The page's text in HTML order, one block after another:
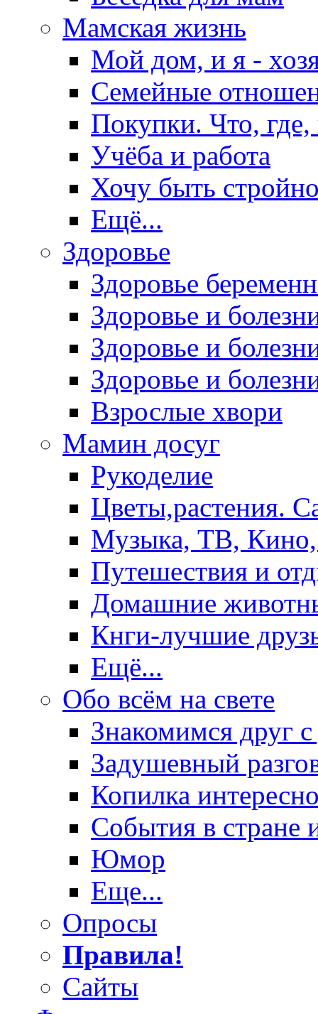
Мамская жизнь
Мой дом, и я -
Семейные
Покупки. Что, где,
Учёба и работа
Хочу быть
Ещё...
Здоровье
Здоровье
Здоровье и
Здоровье и
Здоровье и
Взрослые хвори
Мамин досуг
Рукоделие
Цветы,растения.
Музыка, ТВ,
Путешествия и
Домашние
Кнги-лучшие
Ещё...
Обо всём на свете
Знакомимся друг
Задушевный
Копилка
События в стране
Юмор
Еще...
Опросы
Правила!
Сайты